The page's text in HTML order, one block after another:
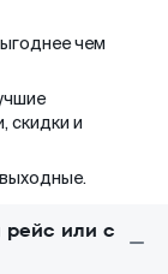
чем
скидки и
рейс или с